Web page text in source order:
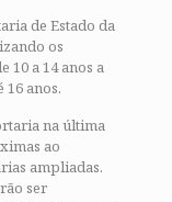
de Estado da
os
10 a 14 anos a
16 anos.
na última
ao
ampliadas.
ser